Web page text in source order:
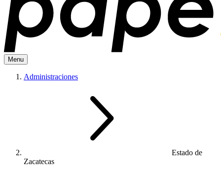
Menu
Administraciones
Estado de
Zacatecas